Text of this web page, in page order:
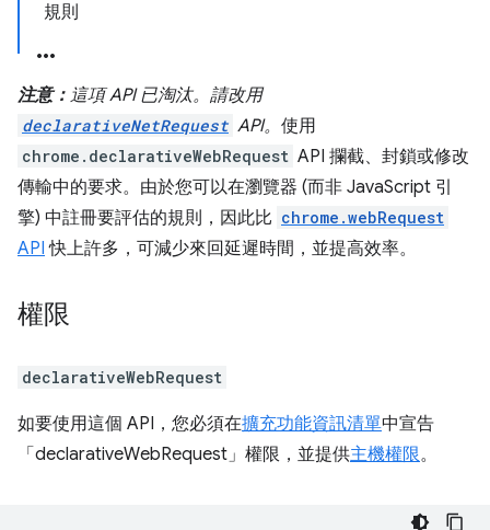
規則
注意： 這項 API 已淘汰。請改用
declarativeNetRequest API。 使用
chrome.declarativeWebRequest API 攔截、封鎖或修改
傳輸中的要求。由於您可以在瀏覽器 (而非 JavaScript 引
擎) 中註冊要評估的規則，因此比 chrome.webRequest
API 快上許多，可減少來回延遲時間，並提高效率。
權限
declarativeWebRequest
如要使用這個 API，您必須在擴充功能資訊清單中宣告
「declarativeWebRequest」權限，並提供主機權限。